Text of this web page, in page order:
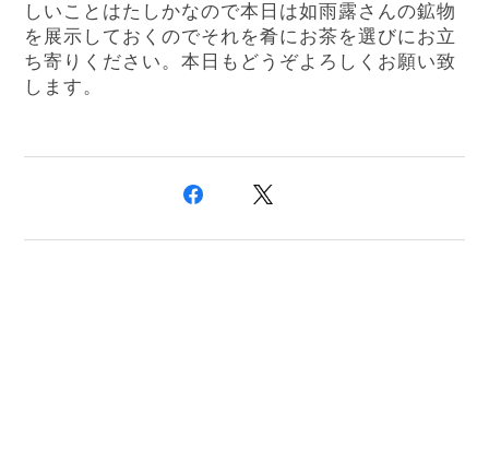
しいことはたしかなので本日は如雨露さんの鉱物
を展示しておくのでそれを肴にお茶を選びにお立
ち寄りください。本日もどうぞよろしくお願い致
します。